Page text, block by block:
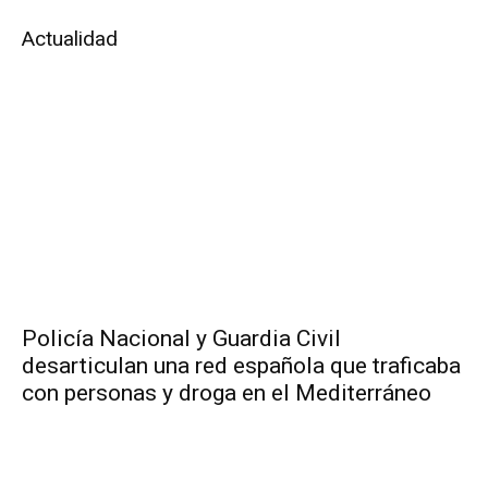
Actualidad
Policía Nacional y Guardia Civil
desarticulan una red española que traficaba
con personas y droga en el Mediterráneo